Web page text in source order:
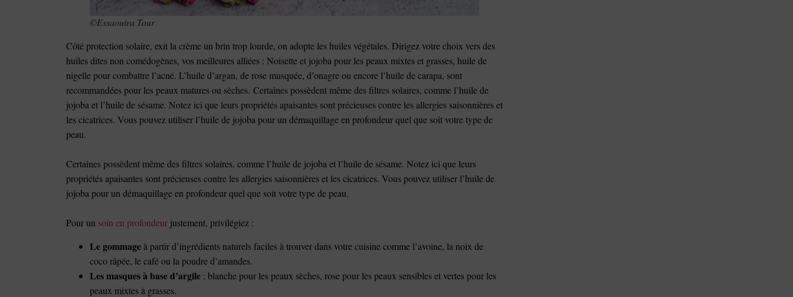
©Essaouira Tour
Côté protection solaire, exit la crème un brin trop lourde, on adopte les huiles végétales. Dirigez votre choix vers des
huiles dites non comédogènes, vos meilleures alliées : Noisette et jojoba pour les peaux mixtes et grasses, huile de
nigelle pour combattre l’acné. L’huile d’argan, de rose musquée, d’onagre ou encore l’huile de carapa, sont
recommandées pour les peaux matures ou sèches. Certaines possèdent même des filtres solaires, comme l’huile de
jojoba et l’huile de sésame. Notez ici que leurs propriétés apaisantes sont précieuses contre les allergies saisonnières et
les cicatrices. Vous pouvez utiliser l’huile de jojoba pour un démaquillage en profondeur quel que soit votre type de
peau.
Certaines possèdent même des filtres solaires, comme l’huile de jojoba et l’huile de sésame. Notez ici que leurs
propriétés apaisantes sont précieuses contre les allergies saisonnières et les cicatrices. Vous pouvez utiliser l’huile de
jojoba pour un démaquillage en profondeur quel que soit votre type de peau.
Pour un soin en profondeur justement, privilégiez :
Le gommageà partir d’ingrédients naturels faciles à trouver dans votre cuisine comme l’avoine, la noix de
coco râpée, le café ou la poudre d’amandes.
Les masques à base d’argile ; blanche pour les peaux sèches, rose pour les peaux sensibles et vertes pour les
peaux mixtes à grasses.